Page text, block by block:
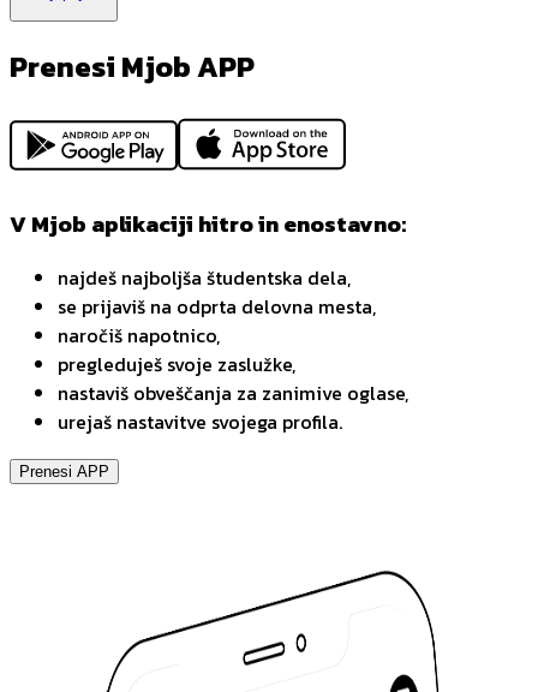
Prenesi Mjob APP
V Mjob aplikaciji hitro in enostavno:
najdeš najboljša študentska dela,
se prijaviš na odprta delovna mesta,
naročiš napotnico,
pregleduješ svoje zaslužke,
nastaviš obveščanja za zanimive oglase,
urejaš nastavitve svojega profila.
Prenesi APP